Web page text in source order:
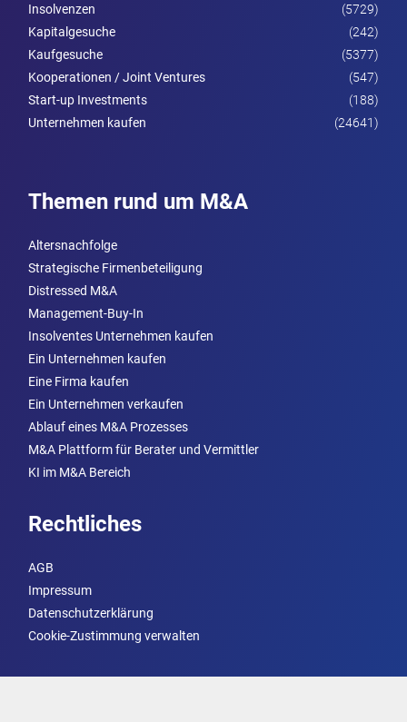
Insolvenzen
(5729)
Kapitalgesuche
(242)
Kaufgesuche
(5377)
Kooperationen / Joint Ventures
(547)
Start-up Investments
(188)
Unternehmen kaufen
(24641)
Themen rund um M&A
Altersnachfolge
Strategische Firmenbeteiligung
Distressed M&A
Management-Buy-In
Insolventes Unternehmen kaufen
Ein Unternehmen kaufen
Eine Firma kaufen
Ein Unternehmen verkaufen
Ablauf eines M&A Prozesses
M&A Plattform für Berater und Vermittler
KI im M&A Bereich
Rechtliches
AGB
Impressum
Datenschutzerklärung
Cookie-Zustimmung verwalten